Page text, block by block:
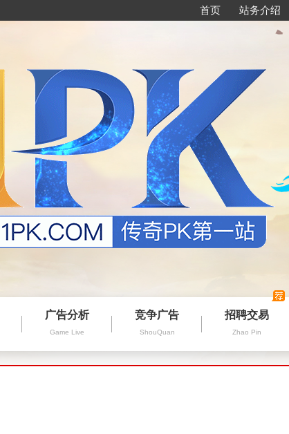
首页 站务介绍
广告分析
Game Live
竞争广告
ShouQuan
招聘交易
Zhao Pin